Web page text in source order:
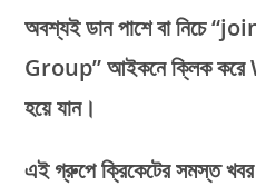
অবশ্যই ডান পাশে বা নিচে
Group” আইকনে ক্লিক
হয়ে যান।
এই গ্রুপে ক্রিকেটের সমস্ত খবর